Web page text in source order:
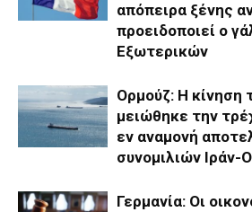
απόπειρα ξένης
προειδοποιεί ο
Εξωτερικών
Ορμούζ: Η κίνηση
μειώθηκε την
εν αναμονή
συνομιλιών Ιράν-
Γερμανία: Οι